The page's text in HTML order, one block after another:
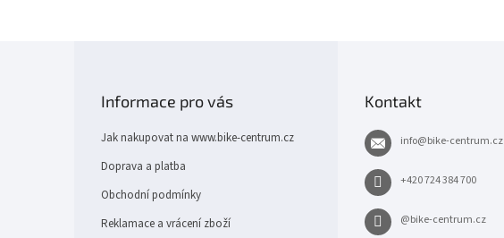
Informace pro vás
Jak nakupovat na www.bike-centrum.cz
Doprava a platba
Obchodní podmínky
Reklamace a vrácení zboží
Kontakt
info@bike-centrum.cz
+420 724 384 700
@bike-centrum.cz